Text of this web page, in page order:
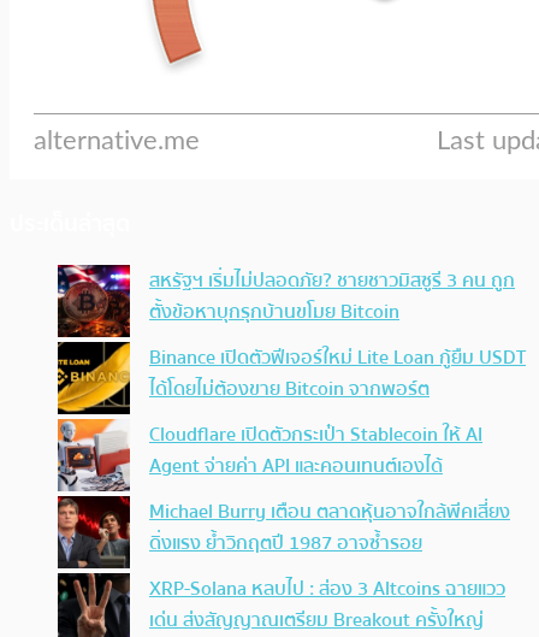
สหรัฐฯ เริ่มไม่ปลอดภัย? ชายชาวมิสซูรี 3 คน ถูก
ตั้งข้อหาบุกรุกบ้านขโมย Bitcoin
Binance เปิดตัวฟีเจอร์ใหม่ Lite Loan กู้ยืม USDT
ได้โดยไม่ต้องขาย Bitcoin จากพอร์ต
Cloudflare เปิดตัวกระเป๋า Stablecoin ให้ AI
Agent จ่ายค่า API และคอนเทนต์เองได้
Michael Burry เตือน ตลาดหุ้นอาจใกล้พีคเสี่ยง
ดิ่งแรง ย้ำวิกฤตปี 1987 อาจซ้ำรอย
XRP-Solana หลบไป : ส่อง 3 Altcoins ฉายแวว
เด่น ส่งสัญญาณเตรียม Breakout ครั้งใหญ่